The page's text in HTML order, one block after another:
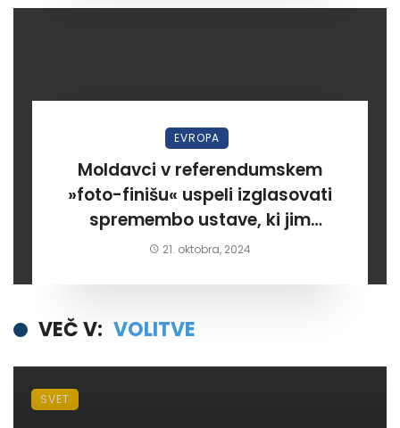
EVROPA
Moldavci v referendumskem
»foto-finišu« uspeli izglasovati
spremembo ustave, ki jim
omogoča pridružitev v EU
21. oktobra, 2024
VEČ V: VOLITVE
SVET